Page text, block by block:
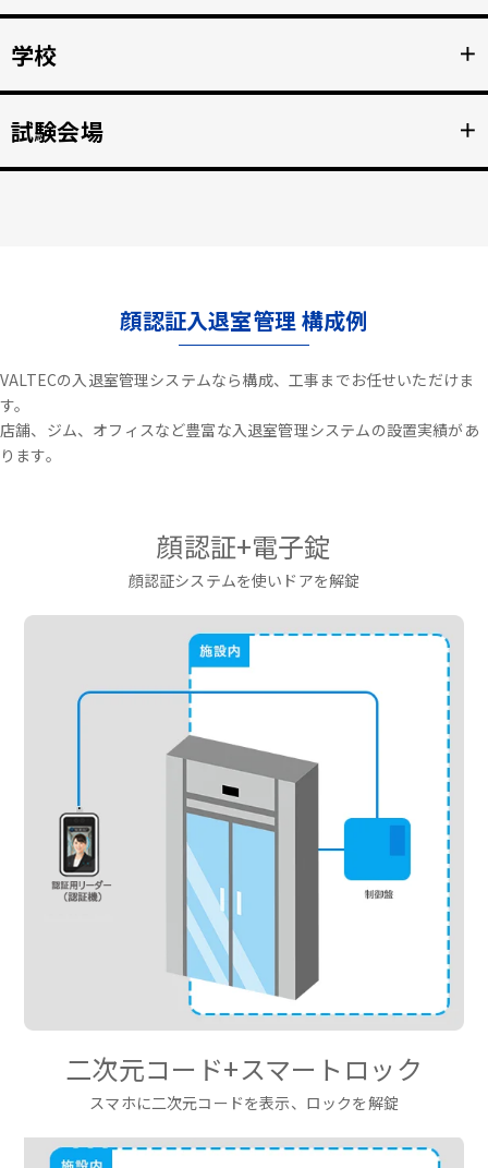
検知、スマホへの着信アラートで重大事故を防止。
詳細を見る >>
学校 ＋
詳細を見る >>
試験会場 ＋
顔認証入退室管理 構成例
VALTECの入退室管理システムなら構成、工事までお任せいただけま
す。
店舗、ジム、オフィスなど豊富な入退室管理システムの設置実績があ
ります。
顔認証+電子錠
顔認証システムを使いドアを解錠
二次元コード+スマートロック
スマホに二次元コードを表示、ロックを解錠